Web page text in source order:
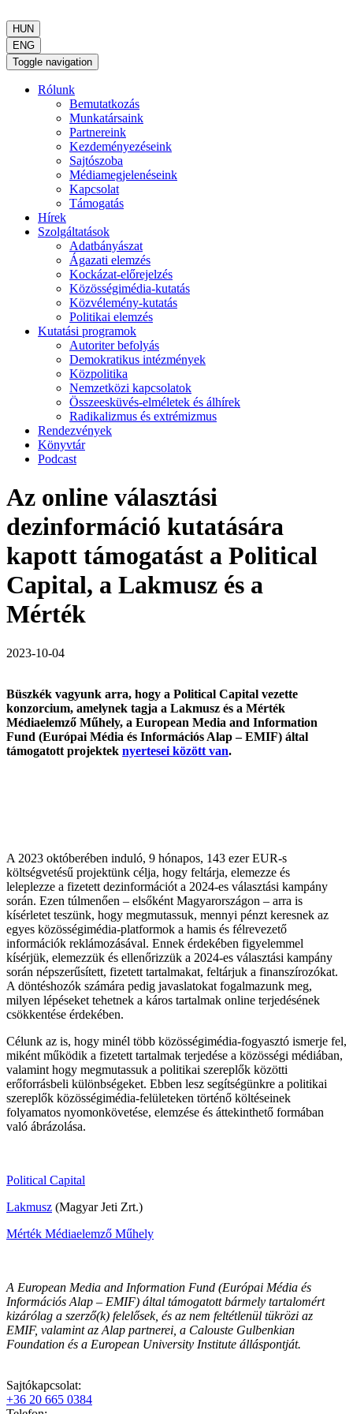
HUN
ENG
Toggle navigation
Rólunk
Bemutatkozás
Munkatársaink
Partnereink
Kezdeményezéseink
Sajtószoba
Médiamegjelenéseink
Kapcsolat
Támogatás
Hírek
Szolgáltatások
Adatbányászat
Ágazati elemzés
Kockázat-előrejelzés
Közösségimédia-kutatás
Közvélemény-kutatás
Politikai elemzés
Kutatási programok
Autoriter befolyás
Demokratikus intézmények
Közpolitika
Nemzetközi kapcsolatok
Összeesküvés-elméletek és álhírek
Radikalizmus és extrémizmus
Rendezvények
Könyvtár
Podcast
Az online választási
dezinformáció kutatására
kapott támogatást a Political
Capital, a Lakmusz és a
Mérték
2023-10-04
Büszkék vagyunk arra, hogy a Political Capital vezette
konzorcium, amelynek tagja a Lakmusz és a Mérték
Médiaelemző Műhely, a European Media and Information
Fund (Európai Média és Információs Alap – EMIF) által
támogatott projektek nyertesei között van.
A 2023 októberében induló, 9 hónapos, 143 ezer EUR-s
költségvetésű projektünk célja, hogy feltárja, elemezze és
leleplezze a fizetett dezinformációt a 2024-es választási kampány
során. Ezen túlmenően – elsőként Magyarországon – arra is
kísérletet teszünk, hogy megmutassuk, mennyi pénzt keresnek az
egyes közösségimédia-platformok a hamis és félrevezető
információk reklámozásával. Ennek érdekében figyelemmel
kísérjük, elemezzük és ellenőrizzük a 2024-es választási kampány
során népszerűsített, fizetett tartalmakat, feltárjuk a finanszírozókat.
A döntéshozók számára pedig javaslatokat fogalmazunk meg,
milyen lépéseket tehetnek a káros tartalmak online terjedésének
csökkentése érdekében.
Célunk az is, hogy minél több közösségimédia-fogyasztó ismerje fel,
miként működik a fizetett tartalmak terjedése a közösségi médiában,
valamint hogy megmutassuk a politikai szereplők közötti
erőforrásbeli különbségeket. Ebben lesz segítségünkre a politikai
szereplők közösségimédia-felületeken történő költéseinek
folyamatos nyomonkövetése, elemzése és áttekinthető formában
való ábrázolása.
Political Capital
Lakmusz (Magyar Jeti Zrt.)
Mérték Médiaelemző Műhely
A European Media and Information Fund (Európai Média és
Információs Alap – EMIF) által támogatott bármely tartalomért
kizárólag a szerző(k) felelősek, és az nem feltétlenül tükrözi az
EMIF, valamint az Alap partnerei, a Calouste Gulbenkian
Foundation és a European University Institute álláspontját.
Sajtókapcsolat:
+36 20 665 0384